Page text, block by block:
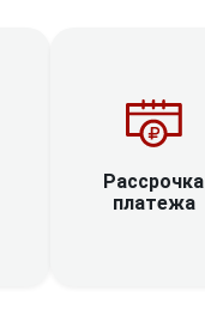
Рассрочка
платежа